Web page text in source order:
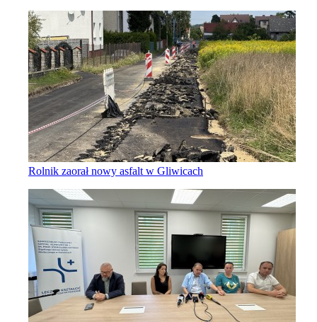
Rolnik zaorał nowy asfalt w Gliwicach